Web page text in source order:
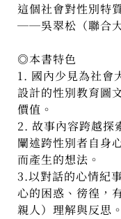
這個社會對性別特
──吳翠松（聯合大
◎本書特色
1. 國內少見為社會
設計的性別教育圖
價值。
2. 故事內容跨越探
闡述跨性別者自身
而產生的想法。
3.以對話的心情紀
心的困惑、徬徨，
親人）理解與反思。